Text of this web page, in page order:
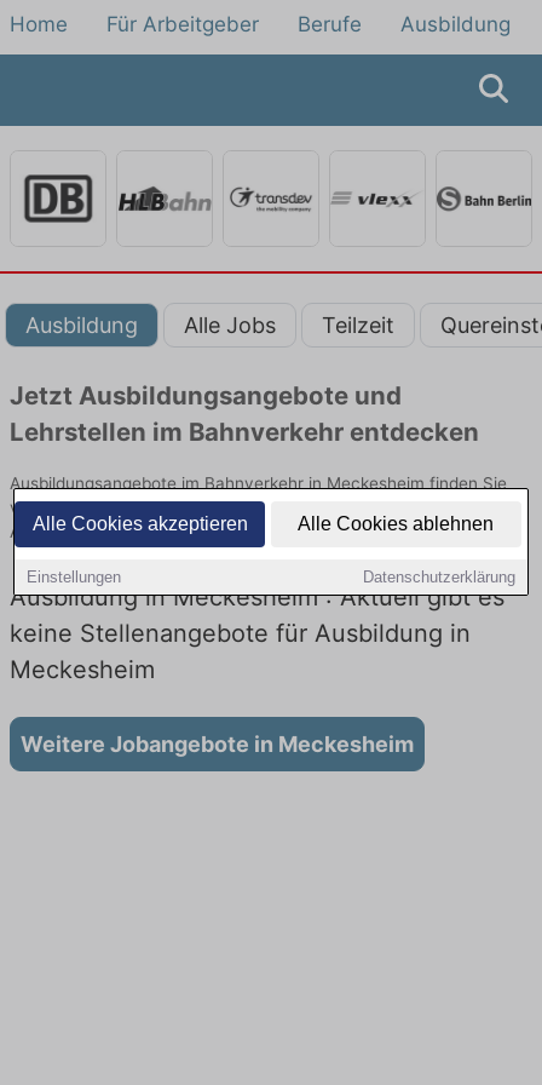
Alle Cookies akzeptieren Alle Cookies ablehnen
Einstellungen Datenschutzerklärung
Home Für Arbeitgeber Berufe Ausbildung
Ausbildung Alle Jobs Teilzeit
Jetzt Ausbildungsangebote und
Lehrstellen im Bahnverkehr entdecken
Ausbildungsangebote im Bahnverkehr in Meckesheim finden Sie
von namhaften Firmen. Entdecken Sie freie Optionen von Top-
Arbeitgebern und bewerben Sie sich noch heute.
Ausbildung in Meckesheim : Aktuell gibt es
keine Stellenangebote für Ausbildung in
Meckesheim
Weitere Jobangebote in Meckesheim